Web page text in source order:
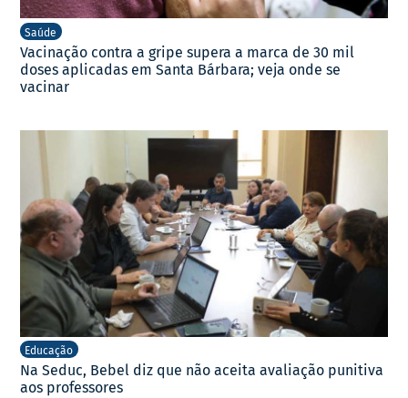
Saúde
Vacinação contra a gripe supera a marca de 30 mil
doses aplicadas em Santa Bárbara; veja onde se
vacinar
Educação
Na Seduc, Bebel diz que não aceita avaliação punitiva
aos professores